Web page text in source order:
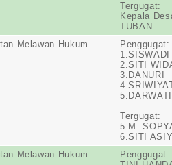
Tergugat:
Kepala
TUBAN
Melawan Hukum
Penggugat:
1.SISWADI
2.SITI
3.DANURI
5.DARWATI
Tergugat:
5.M.
6.SITI
Melawan Hukum
Penggugat: